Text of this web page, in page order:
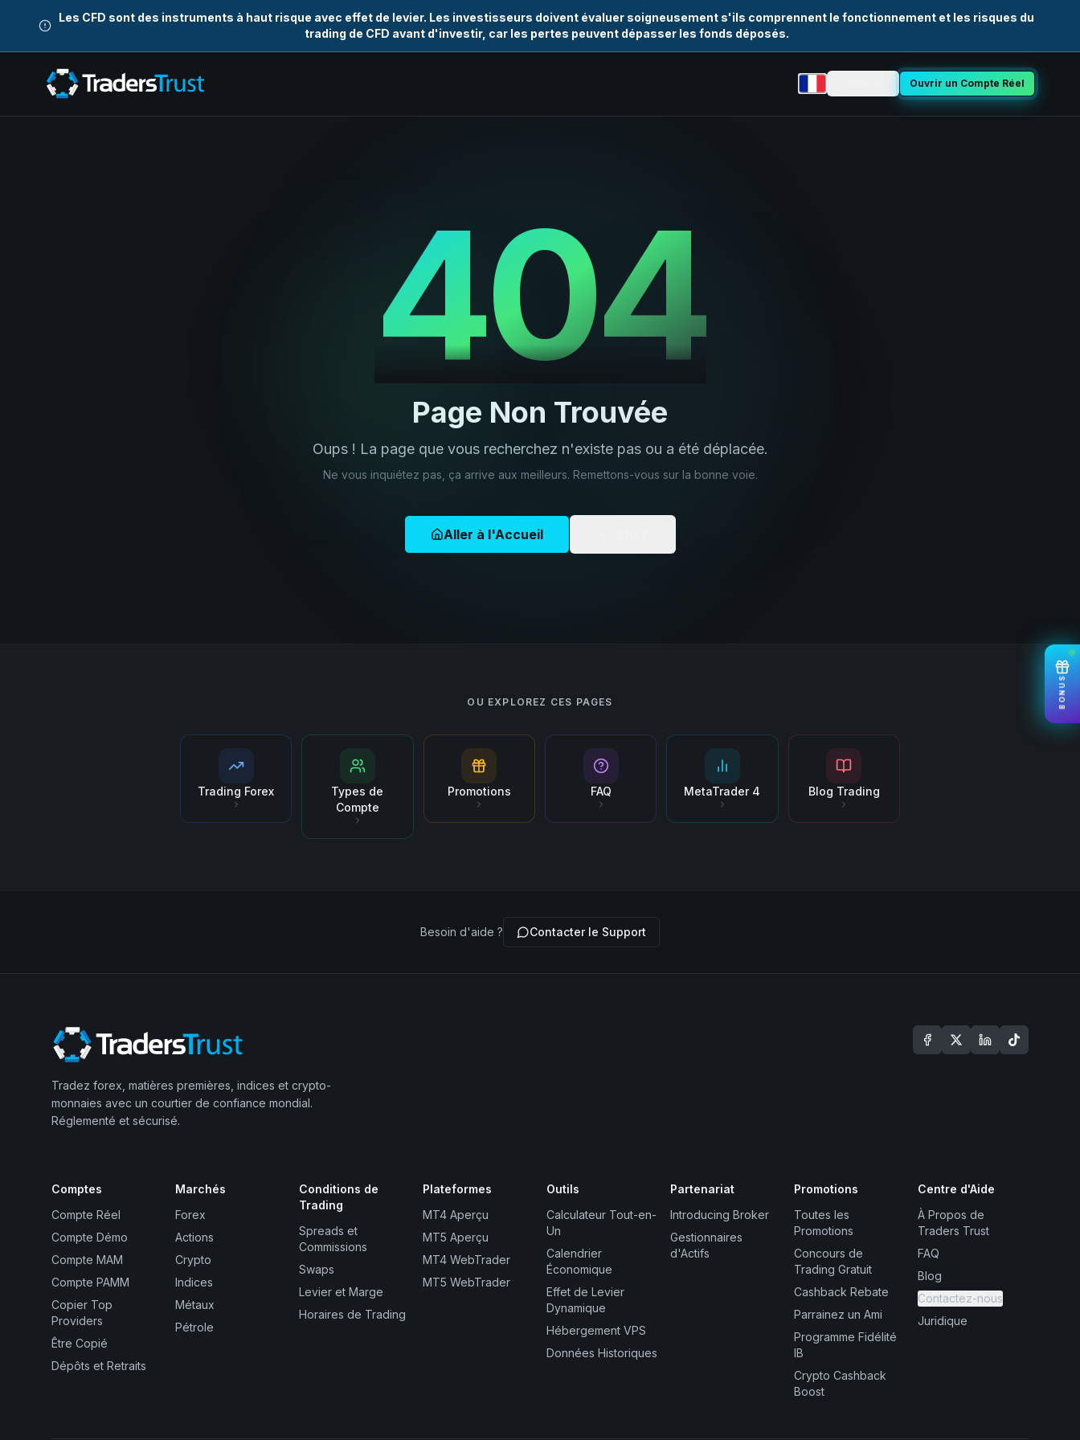
Les CFD sont des instruments à haut risque avec effet de levier. Les investisseurs doivent évaluer soigneusement s'ils comprennent le fonctionnement et les risques du
trading de CFD avant d'investir, car les pertes peuvent dépasser les fonds déposés.
Sélectionner la langue
Ouvrir un Compte Réel
404
Page Non Trouvée
Oups ! La page que vous recherchez n'existe pas ou a été déplacée.
Ne vous inquiétez pas, ça arrive aux meilleurs. Remettons-vous sur la bonne voie.
Aller à l'Accueil
OU EXPLOREZ CES PAGES
Trading Forex
Types de
Compte
Promotions FAQ MetaTrader 4 Blog Trading
Besoin d'aide ? Contacter le Support
Tradez forex, matières premières, indices et crypto-
monnaies avec un courtier de confiance mondial.
Réglementé et sécurisé.
Comptes
Compte Réel
Compte Démo
Compte MAM
Compte PAMM
Copier Top
Providers
Être Copié
Dépôts et Retraits
Marchés
Forex
Actions
Crypto
Indices
Métaux
Pétrole
Conditions de
Trading
Spreads et
Commissions
Swaps
Levier et Marge
Horaires de Trading
Plateformes
MT4 Aperçu
MT5 Aperçu
MT4 WebTrader
MT5 WebTrader
Outils
Calculateur Tout-en-
Un
Calendrier
Économique
Effet de Levier
Dynamique
Hébergement VPS
Données Historiques
Partenariat
Introducing Broker
Gestionnaires
d'Actifs
Promotions
Toutes les
Promotions
Concours de
Trading Gratuit
Cashback Rebate
Parrainez un Ami
Programme Fidélité
IB
Crypto Cashback
Boost
Centre d'Aide
À Propos de
Traders Trust
FAQ
Blog
Contactez-nous
Juridique
BONUS